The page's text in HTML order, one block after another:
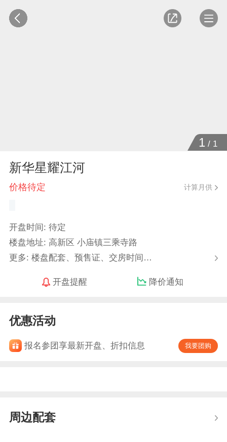
1 / 1
新华星耀江河
价格待定 计算月供
开盘时间: 待定
楼盘地址: 高新区 小庙镇三乘寺路
更多: 楼盘配套、预售证、交房时间…
开盘提醒 降价通知
优惠活动
报名参团享最新开盘、折扣信息 我要团购
周边配套